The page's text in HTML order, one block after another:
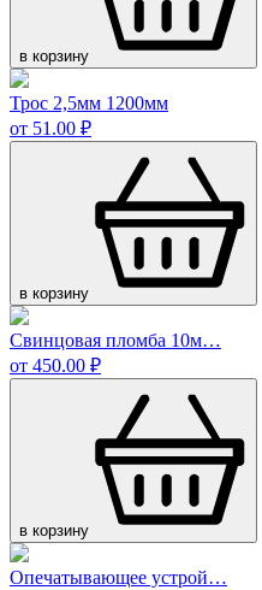
в корзину
Трос 2,5мм 1200мм
от 51.00 ₽
в корзину
Свинцовая пломба 10м…
от 450.00 ₽
в корзину
Опечатывающее устрой…